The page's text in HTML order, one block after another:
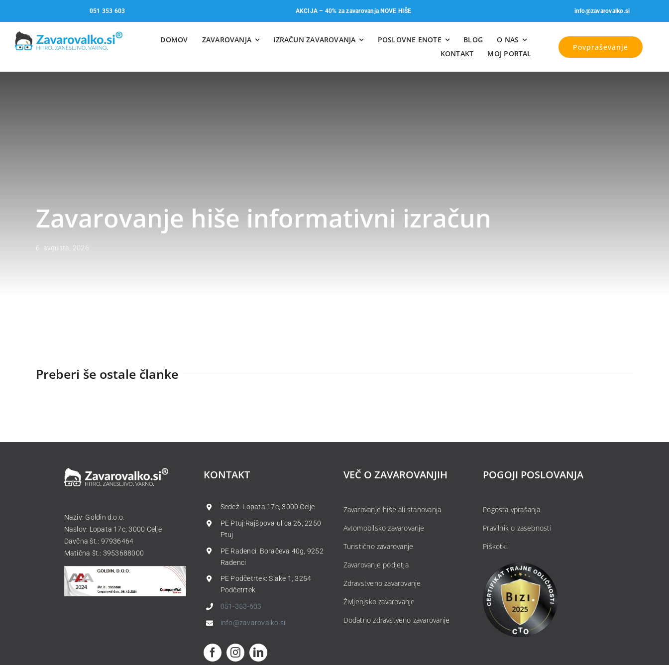
to
content
051 353 603 AKCIJA – 40% za zavarovanja NOVE HIŠE info@zavarovalko.si
DOMOV ZAVAROVANJA IZRAČUN ZAVAROVANJA POSLOVNE ENOTE BLOG
O NAS
KONTAKT
MOJ PORTAL
Povpraševanje
Zavarovanje hiše informativni izračun
6. avgusta, 2026
Preberi še ostale članke
Naziv: Goldin d.o.o.
Naslov: Lopata 17c, 3000 Celje
Davčna št.: 97936464
Matična št.: 3953688000
KONTAKT
Sedež: Lopata 17c, 3000 Celje
PE Ptuj:Rajšpova ulica 26, 2250
Ptuj
PE Radenci: Boračeva 40g, 9252
Radenci
PE Podčetrtek: Slake 1, 3254
Podčetrtek
051-353-603
info@zavarovalko.si
VEČ O ZAVAROVANJIH
Zavarovanje hiše ali stanovanja
Avtomobilsko zavarovanje
Turistično zavarovanje
Zavarovanje podjetja
Zdravstveno zavarovanje
Življenjsko zavarovanje
Dodatno zdravstveno zavarovanje
POGOJI POSLOVANJA
Pogosta vprašanja
Pravilnik o zasebnosti
Piškotki